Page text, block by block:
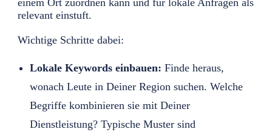
einem Ort zuordnen kann und für lokale Anfragen als
relevant einstuft.
Wichtige Schritte dabei:
Lokale Keywords einbauen: Finde heraus,
wonach Leute in Deiner Region suchen. Welche
Begriffe kombinieren sie mit Deiner
Dienstleistung? Typische Muster sind